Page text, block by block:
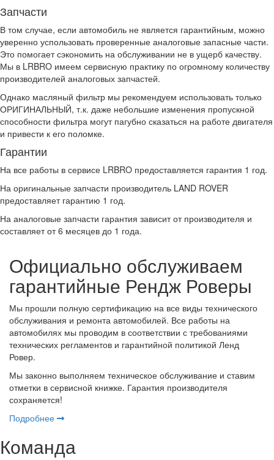
Запчасти
В том случае, если автомобиль не является гарантийным, можно
уверенно успользовать проверенные аналоговые запасные части.
Это помогает сэкономить на обслуживании не в ущерб качеству.
Мы в LRBRO имеем сервисную практику по огромному количеству
производителей аналоговых запчастей.
Однако масляный фильтр мы рекомендуем использовать только
ОРИГИНАЛЬНЫЙ, т.к. даже небольшие изменения пропускной
способности фильтра могут пагубно сказаться на работе двигателя
и привести к его поломке.
Гарантии
На все работы в сервисе LRBRO предоставляется гарантия 1 год.
На оригинальные запчасти производитель LAND ROVER
предоставляет гарантию 1 год.
На аналоговые запчасти гарантия зависит от производителя и
составляет от 6 месяцев до 1 года.
Официально обслуживаем
гарантийные Рендж Роверы
Мы прошли полную сертификацию на все виды технического
обслуживания и ремонта автомобилей. Все работы на
автомобилях мы проводим в соответствии с требованиями
технических регламентов и гарантийной политикой Ленд
Ровер.
Мы законно выполняем техническое обслуживание и ставим
отметки в сервисной книжке. Гарантия производителя
сохраняется!
Подробнее
Команда